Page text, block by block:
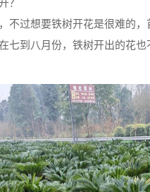
？
不过想要铁树开花是很难的
七到八月份，铁树开出的花